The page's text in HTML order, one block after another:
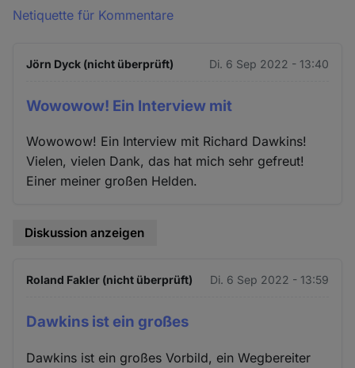
Netiquette für Kommentare
Jörn Dyck (nicht überprüft) Di. 6 Sep 2022 - 13:40
Wowowow! Ein Interview mit
Wowowow! Ein Interview mit Richard Dawkins!
Vielen, vielen Dank, das hat mich sehr gefreut!
Einer meiner großen Helden.
Diskussion anzeigen
Roland Fakler (nicht überprüft) Di. 6 Sep 2022 - 13:59
Dawkins ist ein großes
Dawkins ist ein großes Vorbild, ein Wegbereiter